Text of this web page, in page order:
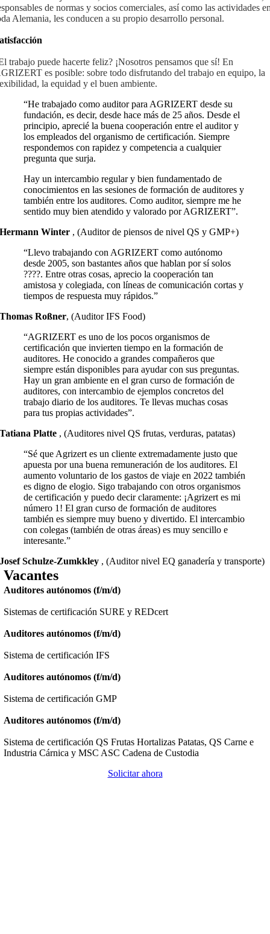
de normas y socios comerciales, así como las actividades
Alemania, les conducen a su propio desarrollo personal.
trabajo puede hacerte feliz? ¡Nosotros pensamos que sí! En
es posible: sobre todo disfrutando del trabajo en equipo, la
la equidad y el buen ambiente.
“He trabajado como auditor para AGRIZERT desde su
fundación, es decir, desde hace más de 25 años. Desde el
principio, aprecié la buena cooperación entre el auditor y
los empleados del organismo de certificación. Siempre
respondemos con rapidez y competencia a cualquier
pregunta que surja.
Hay un intercambio regular y bien fundamentado de
conocimientos en las sesiones de formación de auditores y
también entre los auditores. Como auditor, siempre me he
sentido muy bien atendido y valorado por AGRIZERT”.
Hermann Winter ,(Auditor de piensos de nivel QS y GMP+)
“Llevo trabajando con AGRIZERT como autónomo
desde 2005, son bastantes años que hablan por sí solos
????. Entre otras cosas, aprecio la cooperación tan
amistosa y colegiada, con líneas de comunicación cortas y
tiempos de respuesta muy rápidos.”
Thomas Roßner,(Auditor IFS Food)
“AGRIZERT es uno de los pocos organismos de
certificación que invierten tiempo en la formación de
auditores. He conocido a grandes compañeros que
siempre están disponibles para ayudar con sus preguntas.
Hay un gran ambiente en el gran curso de formación de
auditores, con intercambio de ejemplos concretos del
trabajo diario de los auditores. Te llevas muchas cosas
para tus propias actividades”.
Tatiana Platte ,(Auditores nivel QS frutas, verduras, patatas)
“Sé que Agrizert es un cliente extremadamente justo que
apuesta por una buena remuneración de los auditores. El
aumento voluntario de los gastos de viaje en 2022 también
es digno de elogio. Sigo trabajando con otros organismos
de certificación y puedo decir claramente: ¡Agrizert es mi
número 1! El gran curso de formación de auditores
también es siempre muy bueno y divertido. El intercambio
con colegas (también de otras áreas) es muy sencillo e
interesante.”
Josef Schulze-Zumkkley ,(Auditor nivel EQ ganadería y transporte)
Vacantes
Auditores autónomos (f/m/d)
Sistemas de certificación SURE y REDcert
Auditores autónomos (f/m/d)
Sistema de certificación IFS
Auditores autónomos (f/m/d)
Sistema de certificación GMP
Auditores autónomos (f/m/d)
Sistema de certificación QS Frutas Hortalizas Patatas, QS Carne e
Industria Cárnica y MSC ASC Cadena de Custodia
Solicitar ahora